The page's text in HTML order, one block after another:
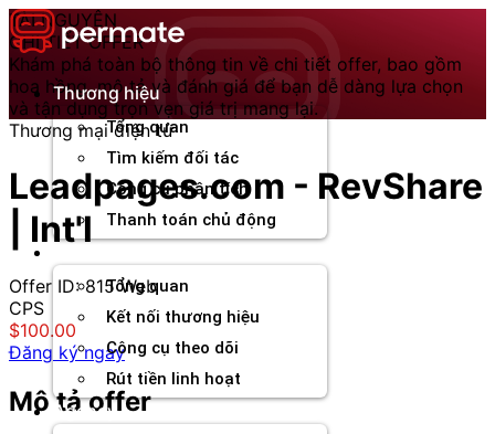
Chuyển
đến
nội
dungThương hiệu
Tổng quan
Tìm kiếm đối tác
Công cụ phân tích
Thanh toán chủ động
Tổng quan
Kết nối thương hiệu
Công cụ theo dõi
Rút tiền linh hoạt
Agency
TÀI NGUYÊN
CHI TIẾT OFFER
Khám phá toàn bộ thông tin về chi tiết offer, bao gồm
hoa hồng, mô tả và đánh giá để bạn dễ dàng lựa chọn
và tận dụng trọn vẹn giá trị mang lại.
Thương mại điện tử
Leadpages.com - RevShare
| Int'l
Offer ID: 815 Web
CPS
$100.00
Đăng ký ngay
Mô tả offer